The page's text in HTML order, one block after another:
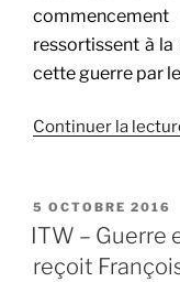
ressortissent à
cette guerre par
Continuer la
PUBLIÉ
LE
5 OCTOBRE 2016
ITW – Guerre
reçoit